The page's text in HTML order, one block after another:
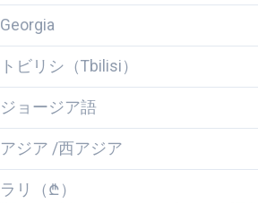
Georgia
トビリシ（Tbilisi）
ジョージア語
アジア /西アジア
ラリ（₾）